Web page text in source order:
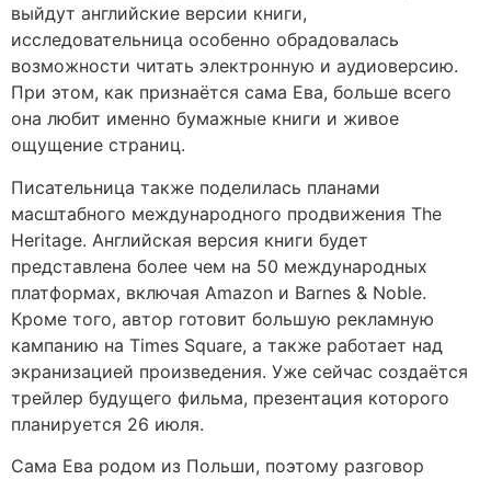
выйдут английские версии книги,
исследовательница особенно обрадовалась
возможности читать электронную и аудиоверсию.
При этом, как признаётся сама Ева, больше всего
она любит именно бумажные книги и живое
ощущение страниц.
Писательница также поделилась планами
масштабного международного продвижения The
Heritage. Английская версия книги будет
представлена более чем на 50 международных
платформах, включая Amazon и Barnes & Noble.
Кроме того, автор готовит большую рекламную
кампанию на Times Square, а также работает над
экранизацией произведения. Уже сейчас создаётся
трейлер будущего фильма, презентация которого
планируется 26 июля.
Сама Ева родом из Польши, поэтому разговор